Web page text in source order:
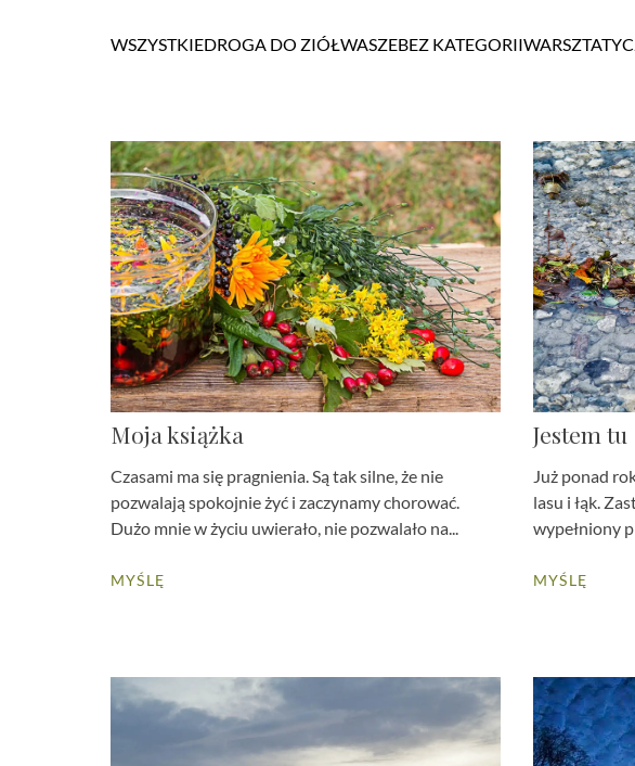
WSZYSTKIEDROGA DO ZIÓŁWASZEBEZ KATEGORIIWARSZTATY
Moja książka
Czasami ma się pragnienia. Są tak silne, że nie
pozwalają spokojnie żyć i zaczynamy chorować.
Dużo mnie w życiu uwierało, nie pozwalało na...
MYŚLĘ
Jestem tu
Już ponad
lasu i łąk.
wypełniony
MYŚLĘ